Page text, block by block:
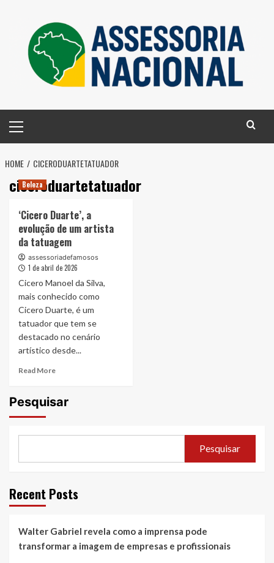
content
Menu
HOME CICERODUARTETATUADOR
ciceroduartetatuador
Beleza
‘Cicero Duarte’, a
evolução de um artista
da tatuagem
assessoriadefamosos
1 de abril de 2026
Cicero Manoel da Silva,
mais conhecido como
Cicero Duarte, é um
tatuador que tem se
destacado no cenário
artístico desde...
Read MoreRead
‘Cicero
evolução
um
tatuagem
Pesquisar
Pesquisar
Recent Posts
Walter Gabriel revela como a imprensa pode
transformar a imagem de empresas e profissionais